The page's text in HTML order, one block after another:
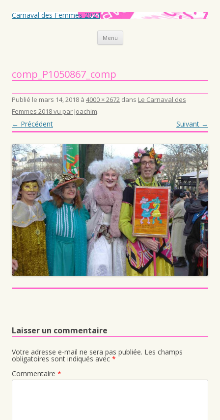
Carnaval des Femmes 2024
Menu Aller au contenu principal
comp_P1050867_comp
Publié le mars 14, 2018 à 4000 × 2672 dans Le Carnaval des
Femmes 2018 vu par Joachim.
← Précédent Suivant →
Laisser un commentaire
Votre adresse e-mail ne sera pas publiée. Les champs
obligatoires sont indiqués avec *
Commentaire *